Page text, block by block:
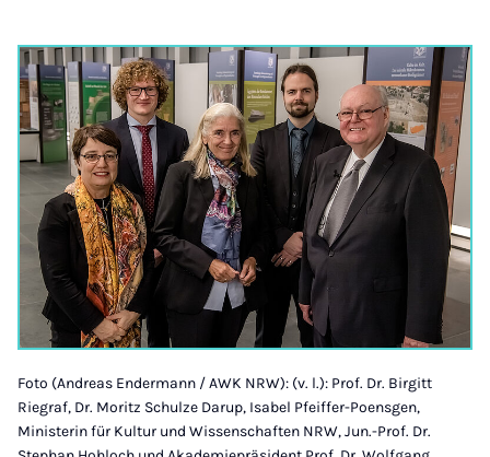
Foto (Andreas Endermann / AWK NRW): (v. l.): Prof. Dr. Birgitt
Riegraf, Dr. Moritz Schulze Darup, Isabel Pfeiffer-Poensgen,
Ministerin für Kultur und Wissenschaften NRW, Jun.-Prof. Dr.